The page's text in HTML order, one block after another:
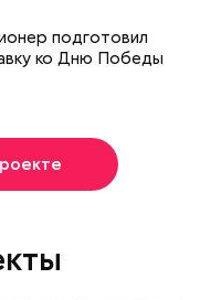
подготовил
ко Дню Победы